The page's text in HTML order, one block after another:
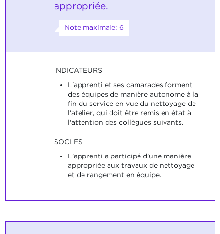
appropriée.
Note maximale: 6
INDICATEURS
L'apprenti et ses camarades forment
des équipes de manière autonome à la
fin du service en vue du nettoyage de
l'atelier, qui doit être remis en état à
l'attention des collègues suivants.
SOCLES
L'apprenti a participé d'une manière
appropriée aux travaux de nettoyage
et de rangement en équipe.